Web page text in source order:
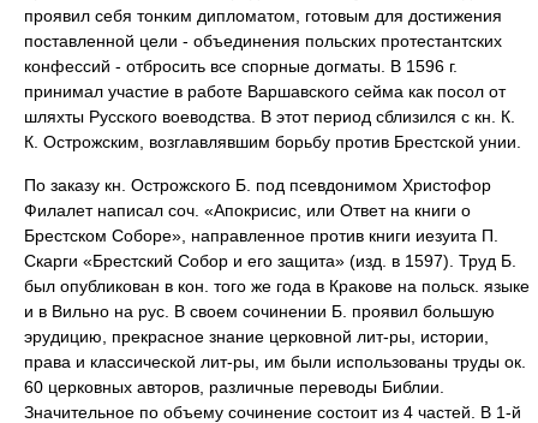
проявил себя тонким дипломатом, готовым для достижения
поставленной цели - объединения польских протестантских
конфессий - отбросить все спорные догматы. В 1596 г.
принимал участие в работе Варшавского сейма как посол от
шляхты Русского воеводства. В этот период сблизился с кн. К.
К. Острожским, возглавлявшим борьбу против Брестской унии.
По заказу кн. Острожского Б. под псевдонимом Христофор
Филалет написал соч. «Апокрисис, или Ответ на книги о
Брестском Соборе», направленное против книги иезуита П.
Скарги «Брестский Собор и его защита» (изд. в 1597). Труд Б.
был опубликован в кон. того же года в Кракове на польск. языке
и в Вильно на рус. В своем сочинении Б. проявил большую
эрудицию, прекрасное знание церковной лит-ры, истории,
права и классической лит-ры, им были использованы труды ок.
60 церковных авторов, различные переводы Библии.
Значительное по объему сочинение состоит из 4 частей. В 1-й